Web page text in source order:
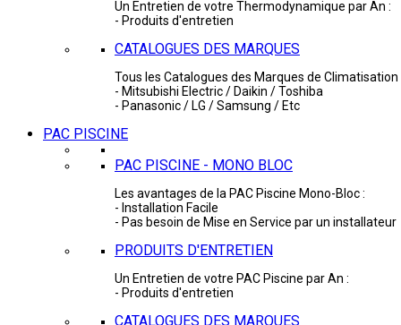
Un Entretien de votre Thermodynamique par An :
- Produits d'entretien
CATALOGUES DES MARQUES
Tous les Catalogues des Marques de Climatisation
- Mitsubishi Electric / Daikin / Toshiba
- Panasonic / LG / Samsung / Etc
PAC PISCINE
PAC PISCINE - MONO BLOC
Les avantages de la PAC Piscine Mono-Bloc :
- Installation Facile
- Pas besoin de Mise en Service par un installateur
PRODUITS D'ENTRETIEN
Un Entretien de votre PAC Piscine par An :
- Produits d'entretien
CATALOGUES DES MARQUES